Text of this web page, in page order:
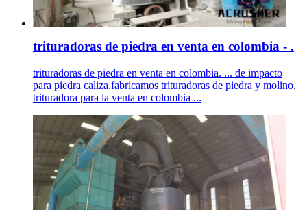
trituradoras de piedra en venta en colombia - .
trituradoras de piedra en venta en colombia. ... de impacto
para piedra caliza,fabricamos trituradoras de piedra y molino.
trituradora para la venta en colombia ...